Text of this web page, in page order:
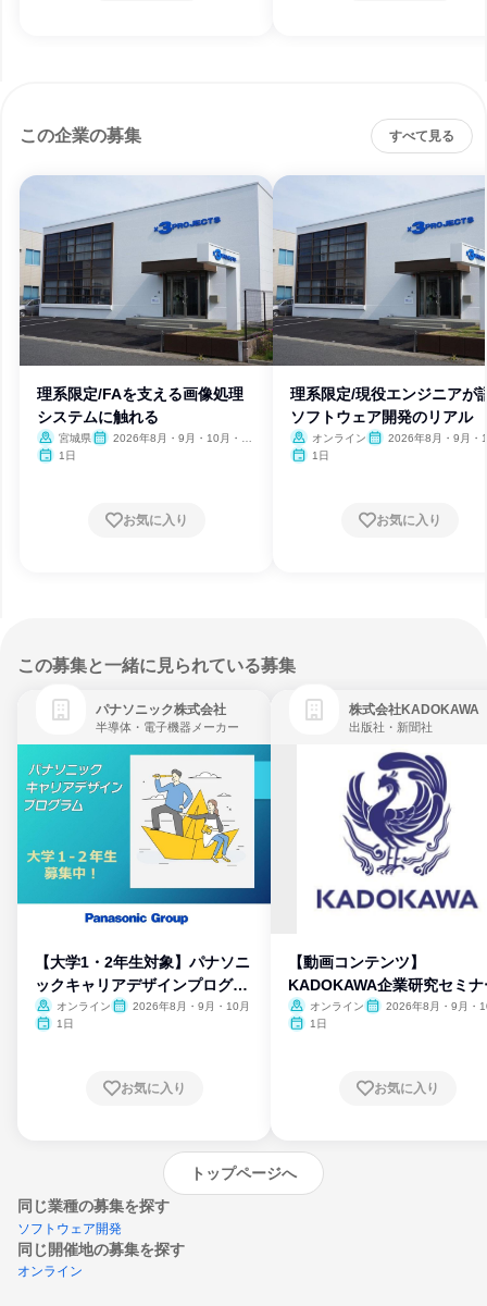
この企業の募集 すべて見る
理系限定/FAを支える画像処理
システムに触れる
宮城県
2026年8月・9月・10月・11
1日
お気に入り
理系限定/現役エンジニアが
ソフトウェア開発のリアル
オンライン
2026年8月・9月・
1日
お気に入り
この募集と一緒に見られている募集
パナソニック株式会社
半導体・電子機器メーカー
【大学1・2年生対象】パナソニ
ックキャリアデザインプログラ
ム
オンライン
2026年8月・9月・10月
1日
お気に入り
株式会社KADOKAWA
出版社・新聞社
【動画コンテンツ】
KADOKAWA企業研究セミナ
オンライン
2026年8月・9月・
1日
お気に入り
トップページへ
同じ業種の募集を探す
ソフトウェア開発
同じ開催地の募集を探す
オンライン